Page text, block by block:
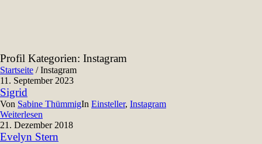
Profil Kategorien: Instagram
Startseite /Instagram
11. September 2023
Sigrid
Von Sabine ThümmigIn Einsteller, Instagram
Weiterlesen
21. Dezember 2018
Evelyn Stern